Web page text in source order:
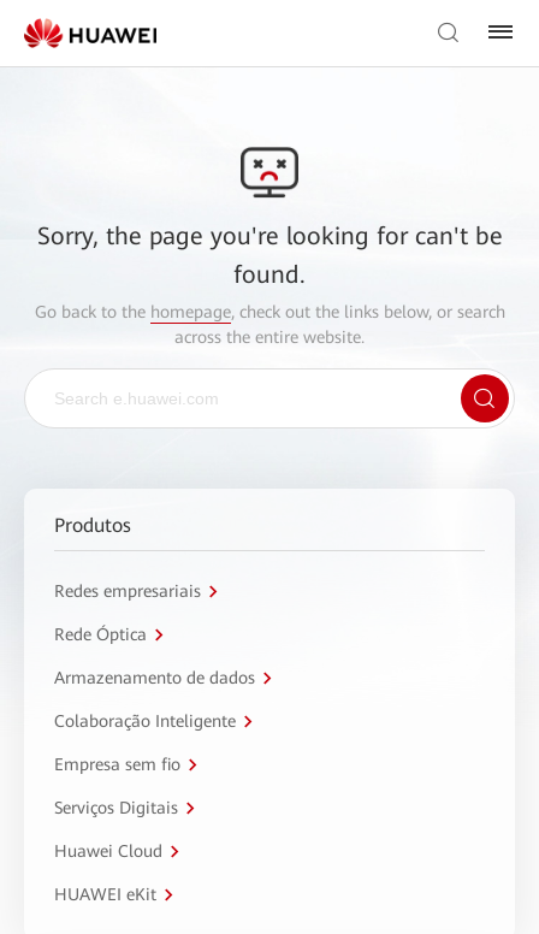
Sorry, the page you're looking for can't be
found.
Go back to the homepage, check out the links below, or search
across the entire website.
Produtos
Redes empresariais
Rede Óptica
Armazenamento de dados
Colaboração Inteligente
Empresa sem fio
Serviços Digitais
Huawei Cloud
HUAWEI eKit